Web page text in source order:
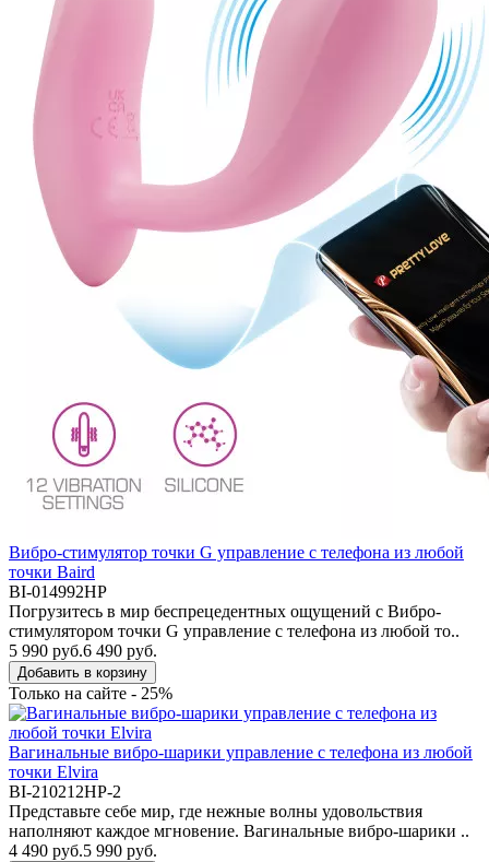
Вибро-стимулятор точки G управление с телефона из любой
точки Baird
BI-014992HP
Погрузитесь в мир беспрецедентных ощущений с Вибро-
стимулятором точки G управление с телефона из любой то..
5 990 руб.6 490 руб.
Добавить в корзину
Только на сайте - 25%
Вагинальные вибро-шарики управление с телефона из любой
точки Elvira
BI-210212HP-2
Представьте себе мир, где нежные волны удовольствия
наполняют каждое мгновение. Вагинальные вибро-шарики ..
4 490 руб.5 990 руб.